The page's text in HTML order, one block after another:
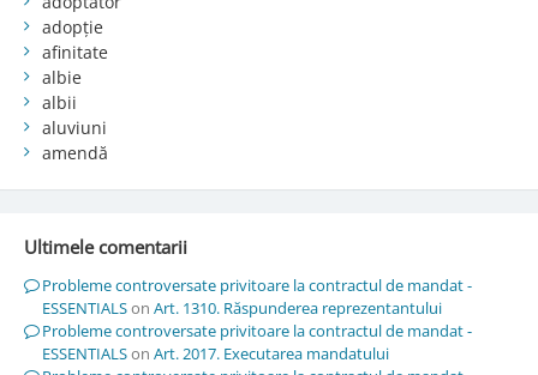
adopție
afinitate
albie
albii
aluviuni
amendă
Ultimele comentarii
Probleme controversate privitoare la contractul de mandat -
ESSENTIALSon Art. 1310. Răspunderea reprezentantului
Probleme controversate privitoare la contractul de mandat -
ESSENTIALSon Art. 2017. Executarea mandatului